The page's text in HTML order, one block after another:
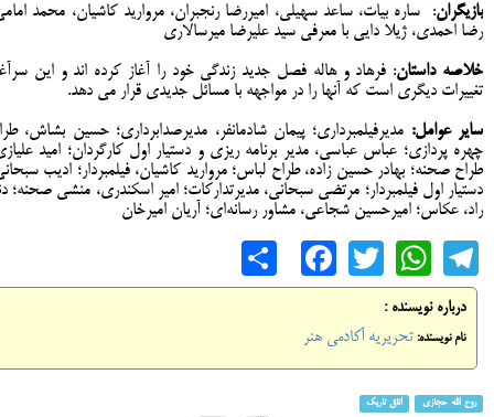
بازیگران: ‌ساره بیات، ساعد سهیلی، امیررضا رنجبران، مروارید کاشیان، محمد
رضا احمدی، ژیلا دایی با معرفی سید علیرضا میرسالاری
خلاصه داستان: فرهاد و هاله فصل جدید زندگی خود را آغاز کرده اند و این
تغییرات دیگری است که آنها را در مواجهه با مسائل جدیدی قرار می دهد.
سایر عوامل: مدیرفیلمبرداری؛ پیمان شادمانفر، مدیرصدابرداری؛ حسین بشاش،
چهره پردازی؛ عباس عباسی، مدیر برنامه ریزی و دستیار اول کارگردان؛ امید
طراح صحنه؛ بهادر حسین زاده، طراح لباس؛ مروارید کاشیان، فیلمبردار؛ ادیب
دستیار اول فیلمبردار؛ مرتضی سبحانی، مدیرتدارکات؛ امیر اسکندری، منشی صحنه؛
راد، عکاس؛ امیرحسین شجاعی، مشاور رسانه‌ای؛ آریان امیرخان
Telegram
WhatsApp
Twitter
Facebook
درباره نویسنده :
نام نویسنده: تحریریه آکادمی هنر
روح الله حجازی اتاق تاریک